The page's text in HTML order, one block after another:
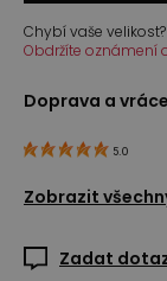
Chybí vaše velikost?
Obdržíte oznámení
Doprava a
5.0
Zobrazit
Zadat